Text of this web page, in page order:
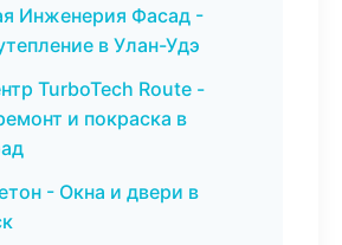
Инженерия Фасад -
в Улан-Удэ
TurboTech Route -
и покраска в
- Окна и двери в